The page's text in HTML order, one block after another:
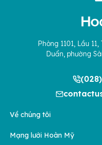
Phòng 1101, Lầu
Duẩn, phường
Về chúng tôi
Mạng lưới Hoàn Mỹ